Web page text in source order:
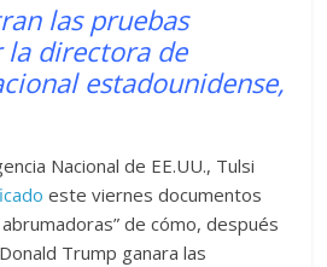
las pruebas
la directora de
estadounidense,
Nacional de EE.UU., Tulsi
este viernes documentos
de cómo, después
Trump ganara las